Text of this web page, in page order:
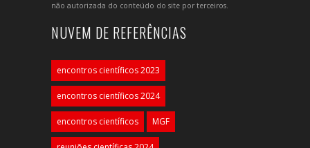
não autorizada do conteúdo do site por terceiros.
NUVEM DE REFERÊNCIAS
encontros científicos 2023
encontros científicos 2024
encontros científicos MGF